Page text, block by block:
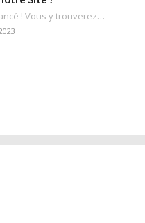
! Vous y trouverez…